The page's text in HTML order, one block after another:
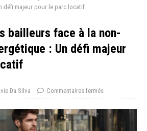
défi majeur pour le parc locatif
bailleurs face à la non-
: Un défi majeur
Da Silva Commentaires fermés